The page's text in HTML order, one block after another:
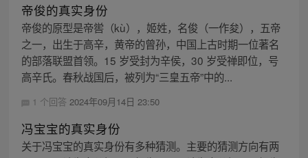
帝俊的真实身份
帝俊的原型是帝喾（kù），姬姓，名俊（一作夋），五帝
之一，出生于高辛，黄帝的曾孙，中国上古时期一位著名
的部落联盟首领。15 岁受封为辛侯，30 岁受禅即位，号
高辛氏。春秋战国后，被列为“三皇五帝”中的...
1 个回答 2024年09月14日 23:50
冯宝宝的真实身份
关于冯宝宝的真实身份有多种猜测。主要的猜测方向有两